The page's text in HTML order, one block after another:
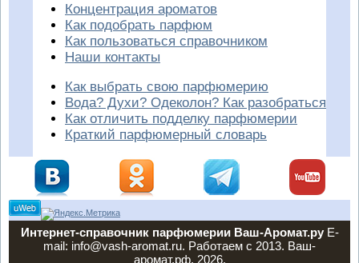
Концентрация ароматов
Как подобрать парфюм
Как пользоваться справочником
Наши контакты
Как выбрать свою парфюмерию
Вода? Духи? Одеколон? Как разобраться
Как отличить подделку парфюмерии
Краткий парфюмерный словарь
Интернет-справочник парфюмерии Ваш-Аромат.руE-
mail: info@vash-aromat.ru. Работаем с 2013. Ваш-
аромат.рф, 2026.